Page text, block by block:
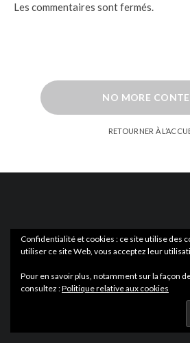
Les commentaires sont fermés.
NO MORE
RETOURNER À
Confidentialité et cookies : ce site utilise des
utiliser ce site Web, vous acceptez leur
Pour en savoir plus, notamment sur la façon
consultez :Politique relative aux cookies